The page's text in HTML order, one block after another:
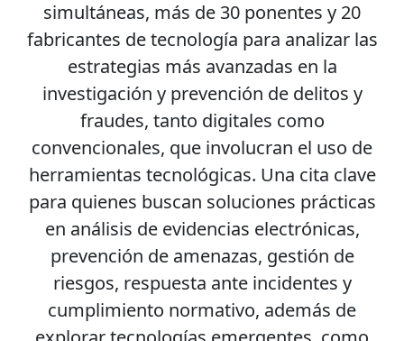
simultáneas, más de 30 ponentes y 20
fabricantes de tecnología para analizar las
estrategias más avanzadas en la
investigación y prevención de delitos y
fraudes, tanto digitales como
convencionales, que involucran el uso de
herramientas tecnológicas. Una cita clave
para quienes buscan soluciones prácticas
en análisis de evidencias electrónicas,
prevención de amenazas, gestión de
riesgos, respuesta ante incidentes y
cumplimiento normativo, además de